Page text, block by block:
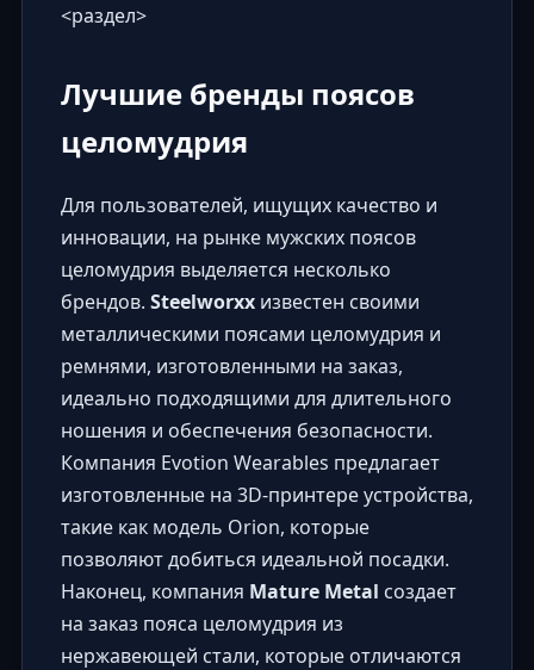
<раздел>
Лучшие бренды поясов
целомудрия
Для пользователей, ищущих качество и
инновации, на рынке мужских поясов
целомудрия выделяется несколько
брендов. Steelworxxизвестен своими
металлическими поясами целомудрия и
ремнями, изготовленными на заказ,
идеально подходящими для длительного
ношения и обеспечения безопасности.
Компания Evotion Wearables предлагает
изготовленные на 3D-принтере устройства,
такие как модель Orion, которые
позволяют добиться идеальной посадки.
Наконец, компания Mature Metal создает
на заказ пояса целомудрия из
нержавеющей стали, которые отличаются